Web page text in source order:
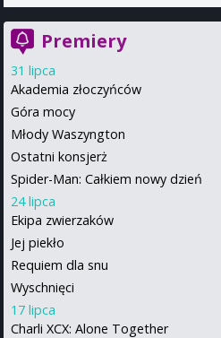
Premiery
31 lipca
Akademia złoczyńców
Góra mocy
Młody Waszyngton
Ostatni konsjerż
Spider-Man: Całkiem nowy dzień
24 lipca
Ekipa zwierzaków
Jej piekło
Requiem dla snu
Wyschnięci
17 lipca
Charli XCX: Alone Together